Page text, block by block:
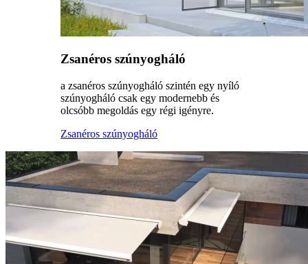
Zsanéros szúnyogháló
a zsanéros szúnyogháló szintén egy nyíló
szúnyogháló csak egy modernebb és
olcsóbb megoldás egy régi igényre.
Zsanéros szúnyogháló